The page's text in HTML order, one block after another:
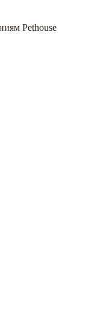
Pethouse